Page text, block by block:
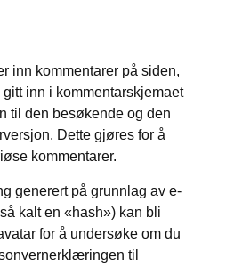
inn kommentarer på siden,
inn i kommentarskjemaet
til den besøkende og den
Dette gjøres for å
kommentarer.
generert på grunnlag av e-
kalt en «hash») kan bli
for å undersøke om du
til